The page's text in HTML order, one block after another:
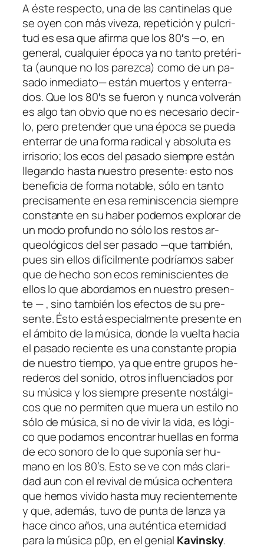
A és­te res­pec­to, una de las can­ti­ne­las que
se oyen con más vi­ve­za, re­pe­ti­ción y pul­cri­
tud es esa que afir­ma que los 80′s —o, en
ge­ne­ral, cual­quier épo­ca ya no tan­to pre­té­ri­
ta (aun­que no los pa­rez­ca) co­mo de un pa­
sa­do in­me­dia­to— es­tán muer­tos y en­te­rra­
dos. Que los 80′s se fue­ron y nun­ca vol­ve­rán
es al­go tan ob­vio que no es ne­ce­sa­rio de­cir­
lo, pe­ro pre­ten­der que una épo­ca se pue­da
en­te­rrar de una for­ma ra­di­cal y ab­so­lu­ta es
irri­so­rio; los ecos del pa­sa­do siem­pre es­tán
lle­gan­do has­ta nues­tro pre­sen­te: es­to nos
be­ne­fi­cia de for­ma no­ta­ble, só­lo en tan­to
pre­ci­sa­men­te en esa re­mi­nis­cen­cia siem­pre
cons­tan­te en su ha­ber po­de­mos ex­plo­rar de
un mo­do pro­fun­do no só­lo los res­tos ar­
queo­ló­gi­cos del ser pa­sa­do —que tam­bién,
pues sin ellos di­fí­cil­men­te po­dría­mos sa­ber
que de he­cho son ecos re­mi­nis­cien­tes de
ellos lo que abor­da­mos en nues­tro pre­sen­
te — , sino tam­bién los efec­tos de su pre­
sen­te. Ésto es­tá es­pe­cial­men­te pre­sen­te en
el ám­bi­to de la mú­si­ca, don­de la vuel­ta ha­cia
el pa­sa­do re­cien­te es una cons­tan­te pro­pia
de nues­tro tiem­po, ya que en­tre gru­pos he­
re­de­ros del so­ni­do, otros in­fluen­cia­dos por
su mú­si­ca y los siem­pre pre­sen­te nos­tál­gi­
cos que no per­mi­ten que mue­ra un es­ti­lo no
só­lo de mú­si­ca, si no de vi­vir la vi­da, es ló­gi­
co que po­da­mos en­con­trar hue­llas en for­ma
de eco so­no­ro de lo que su­po­nía ser hu­
mano en los 80’s. Esto se ve con más cla­ri­
dad aun con el re­vi­valde mú­si­ca ochen­te­ra
que he­mos vi­vi­do has­ta muy re­cien­te­men­te
y que, ade­más, tu­vo de pun­ta de lan­za ya
ha­ce cin­co años, una au­tén­ti­ca eter­ni­dad
pa­ra la mú­si­ca p0p, en el ge­nial Kavinsky.